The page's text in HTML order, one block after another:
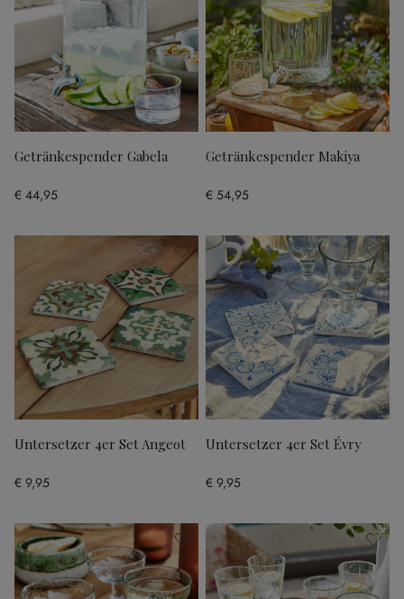
Getränkespender Gabela
€ 44,95
Getränkespender Makiya
€ 54,95
Untersetzer 4er Set Angeot
€ 9,95
Untersetzer 4er Set Évry
€ 9,95